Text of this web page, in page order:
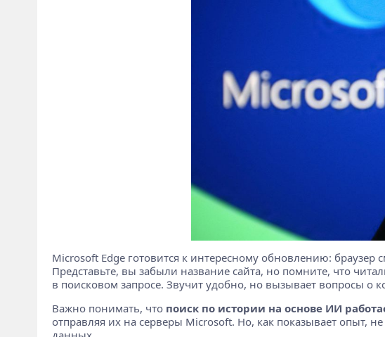
Microsoft Edge готовится к интересному обновлению:
Представьте, вы забыли название сайта, но помните, что
в поисковом запросе. Звучит удобно, но вызывает вопросы о
Важно понимать, что поиск по истории на основе ИИ
отправляя их на серверы Microsoft. Но, как показывает опыт,